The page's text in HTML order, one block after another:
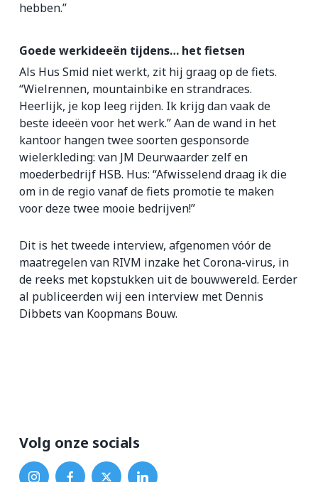
hebben.”
Goede werkideeën tijdens… het fietsen
Als Hus Smid niet werkt, zit hij graag op de fiets.
“Wielrennen, mountainbike en strandraces.
Heerlijk, je kop leeg rijden. Ik krijg dan vaak de
beste ideeën voor het werk.” Aan de wand in het
kantoor hangen twee soorten gesponsorde
wielerkleding: van JM Deurwaarder zelf en
moederbedrijf HSB. Hus: “Afwisselend draag ik die
om in de regio vanaf de fiets promotie te maken
voor deze twee mooie bedrijven!”
Dit is het tweede interview, afgenomen vóór de
maatregelen van RIVM inzake het Corona-virus, in
de reeks met kopstukken uit de bouwwereld. Eerder
al publiceerden wij een interview met Dennis
Dibbets van Koopmans Bouw.
Volg onze socials